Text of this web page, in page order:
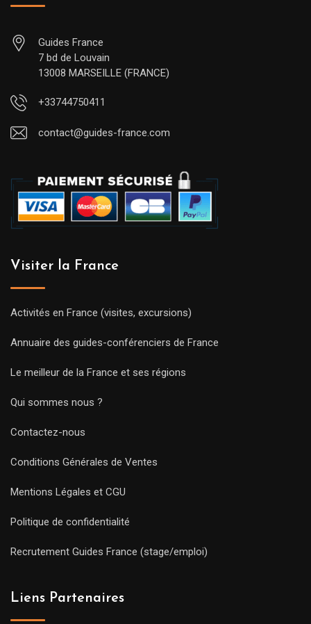
Guides France
7 bd de Louvain
13008 MARSEILLE (FRANCE)
+33744750411
contact@guides-france.com
Visiter la France
Activités en France (visites, excursions)
Annuaire des guides-conférenciers de France
Le meilleur de la France et ses régions
Qui sommes nous ?
Contactez-nous
Conditions Générales de Ventes
Mentions Légales et CGU
Politique de confidentialité
Recrutement Guides France (stage/emploi)
Liens Partenaires